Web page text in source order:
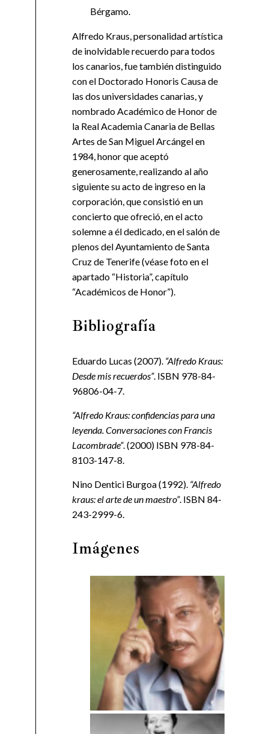
Bérgamo.
Alfredo Kraus, personalidad artística
de inolvidable recuerdo para todos
los canarios, fue también distinguido
con el Doctorado Honoris Causa de
las dos universidades canarias, y
nombrado Académico de Honor de
la Real Academia Canaria de Bellas
Artes de San Miguel Arcángel en
1984, honor que aceptó
generosamente, realizando al año
siguiente su acto de ingreso en la
corporación, que consistió en un
concierto que ofreció, en el acto
solemne a él dedicado, en el salón de
plenos del Ayuntamiento de Santa
Cruz de Tenerife (véase foto en el
apartado “Historia”, capítulo
“Académicos de Honor”).
Bibliografía
Eduardo Lucas (2007). “Alfredo Kraus:
Desde mis recuerdos”. ISBN 978-84-
96806-04-7.
“Alfredo Kraus: confidencias para una
leyenda. Conversaciones con Francis
Lacombrade”. (2000) ISBN 978-84-
8103-147-8.
Nino Dentici Burgoa (1992). “Alfredo
kraus: el arte de un maestro”. ISBN 84-
243-2999-6.
Imágenes